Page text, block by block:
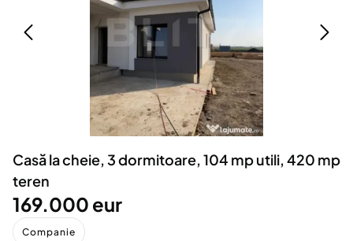
Servicii
Animale de companie
Afaceri și echipamente profesionale
Inchiriere Bunuri si Vehicule
Utilaje agricole si industriale
Piese auto si accesorii
Casă la cheie, 3 dormitoare, 104 mp utili, 420 mp
teren
169.000 eur
Companie